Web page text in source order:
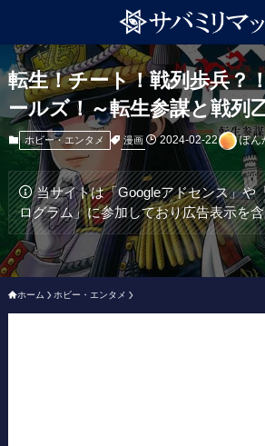
転生！チート！戦列歩兵？
ールズ！～転生参謀と戦列
ホビー・エンタメ 漫画 2024-02-22 ぽん
当サイトは「Googleアドセンス」や
ログラム」に参加しており広告表示を
ホーム ホビー・エンタメ